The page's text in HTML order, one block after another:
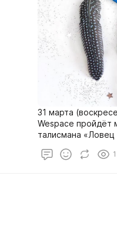
31 марта
Wespace пройдёт
талисмана «Ловец